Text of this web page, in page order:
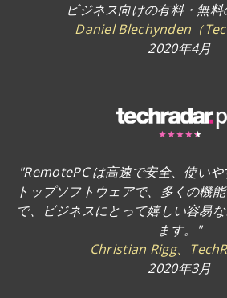
ビジネス向けの有料・無
Daniel Blechynden（
2020年4月
"RemotePC は高速で安全、使い
トップソフトウェアで、多くの機
で、ビジネスにとって嬉しい容易
ます。"
Christian Rigg、
2020年3月